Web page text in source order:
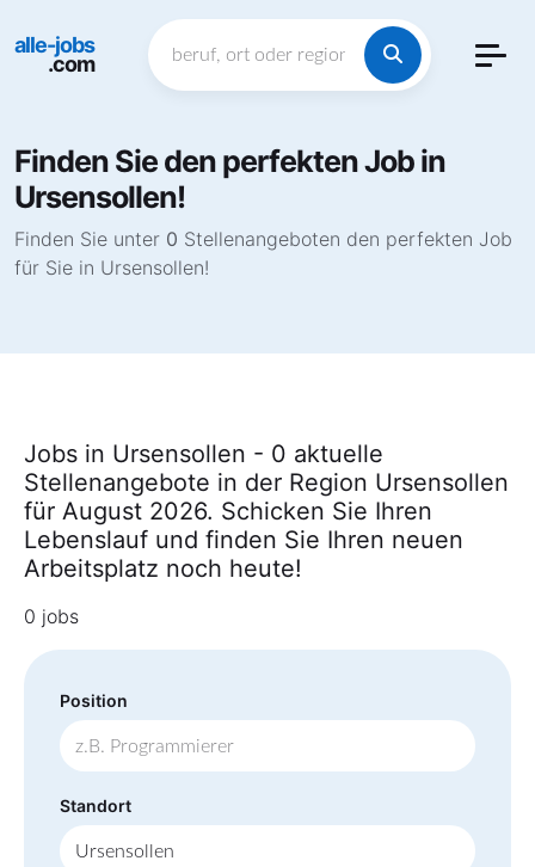
alle-jobs
.com
Finden Sie den perfekten Job in
Ursensollen!
Finden Sie unter 0 Stellenangeboten den perfekten Job
für Sie in Ursensollen!
Jobs in Ursensollen - 0 aktuelle
Stellenangebote in der Region Ursensollen
für August 2026. Schicken Sie Ihren
Lebenslauf und finden Sie Ihren neuen
Arbeitsplatz noch heute!
0 jobs
Position
Standort